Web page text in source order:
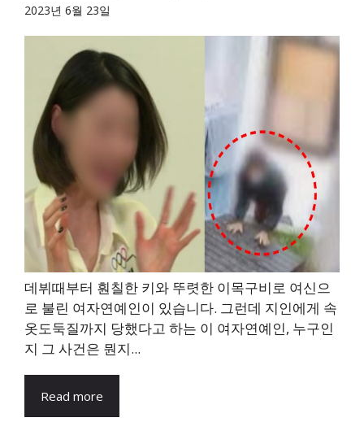
2023년 6월 23일
데뷔때부터 훤칠한 키와 뚜렷한 이목구비로 여신으
로 불린 여자연예인이 있습니다. 그런데 지인에게 속
옷도둑질까지 당했다고 하는 이 여자연예인, 누구인
지 그 사건은 뭔지...
Read more